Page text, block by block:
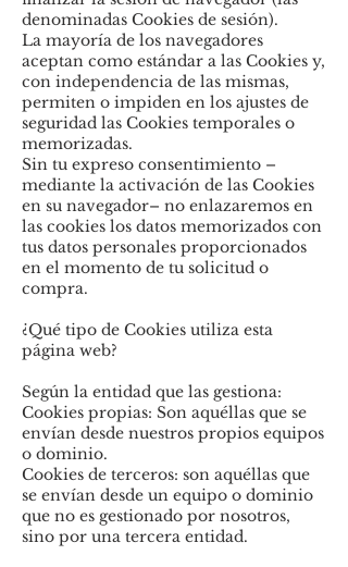
denominadas Cookies de sesión).
La mayoría de los navegadores
aceptan como estándar a las Cookies y,
con independencia de las mismas,
permiten o impiden en los ajustes de
seguridad las Cookies temporales o
memorizadas.
Sin tu expreso consentimiento –
mediante la activación de las Cookies
en su navegador– no enlazaremos en
las cookies los datos memorizados con
tus datos personales proporcionados
en el momento de tu solicitud o
compra.
¿Qué tipo de Cookies utiliza esta
página web?
Según la entidad que las gestiona:
Cookies propias: Son aquéllas que se
envían desde nuestros propios equipos
o dominio.
Cookies de terceros: son aquéllas que
se envían desde un equipo o dominio
que no es gestionado por nosotros,
sino por una tercera entidad.